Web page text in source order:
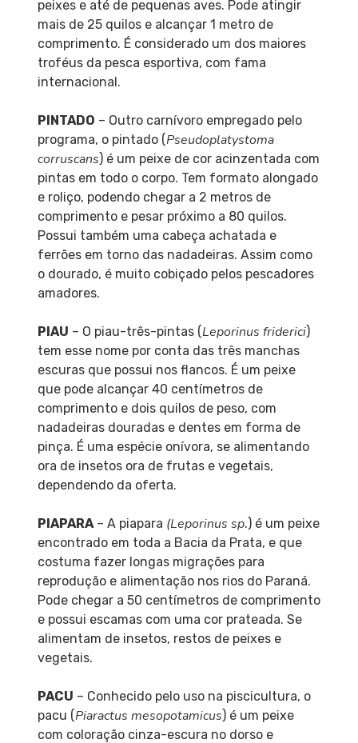
peixes e até de pequenas aves. Pode atingir
mais de 25 quilos e alcançar 1 metro de
comprimento. É considerado um dos maiores
troféus da pesca esportiva, com fama
internacional.
PINTADO – Outro carnívoro empregado pelo
programa, o pintado (Pseudoplatystoma
corruscans) é um peixe de cor acinzentada com
pintas em todo o corpo. Tem formato alongado
e roliço, podendo chegar a 2 metros de
comprimento e pesar próximo a 80 quilos.
Possui também uma cabeça achatada e
ferrões em torno das nadadeiras. Assim como
o dourado, é muito cobiçado pelos pescadores
amadores.
PIAU – O piau-três-pintas (Leporinus friderici)
tem esse nome por conta das três manchas
escuras que possui nos flancos. É um peixe
que pode alcançar 40 centímetros de
comprimento e dois quilos de peso, com
nadadeiras douradas e dentes em forma de
pinça. É uma espécie onívora, se alimentando
ora de insetos ora de frutas e vegetais,
dependendo da oferta.
PIAPARA– A piapara (Leporinus sp.) é um peixe
encontrado em toda a Bacia da Prata, e que
costuma fazer longas migrações para
reprodução e alimentação nos rios do Paraná.
Pode chegar a 50 centímetros de comprimento
e possui escamas com uma cor prateada. Se
alimentam de insetos, restos de peixes e
vegetais.
PACU – Conhecido pelo uso na piscicultura, o
pacu (Piaractus mesopotamicus) é um peixe
com coloração cinza-escura no dorso e